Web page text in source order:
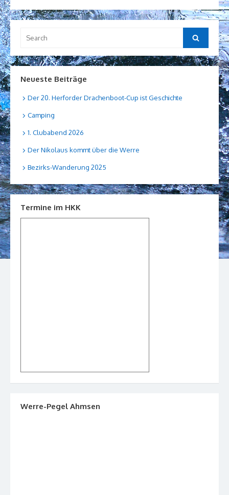
for:
Search
Neueste Beiträge
Der 20. Herforder Drachenboot-Cup ist Geschichte
Camping
1. Clubabend 2026
Der Nikolaus kommt über die Werre
Bezirks-Wanderung 2025
Termine im HKK
Werre-Pegel Ahmsen